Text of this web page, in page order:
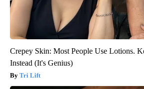
Crepey Skin: Most People Use Lotions.
Instead (It's Genius)
Tri Lift